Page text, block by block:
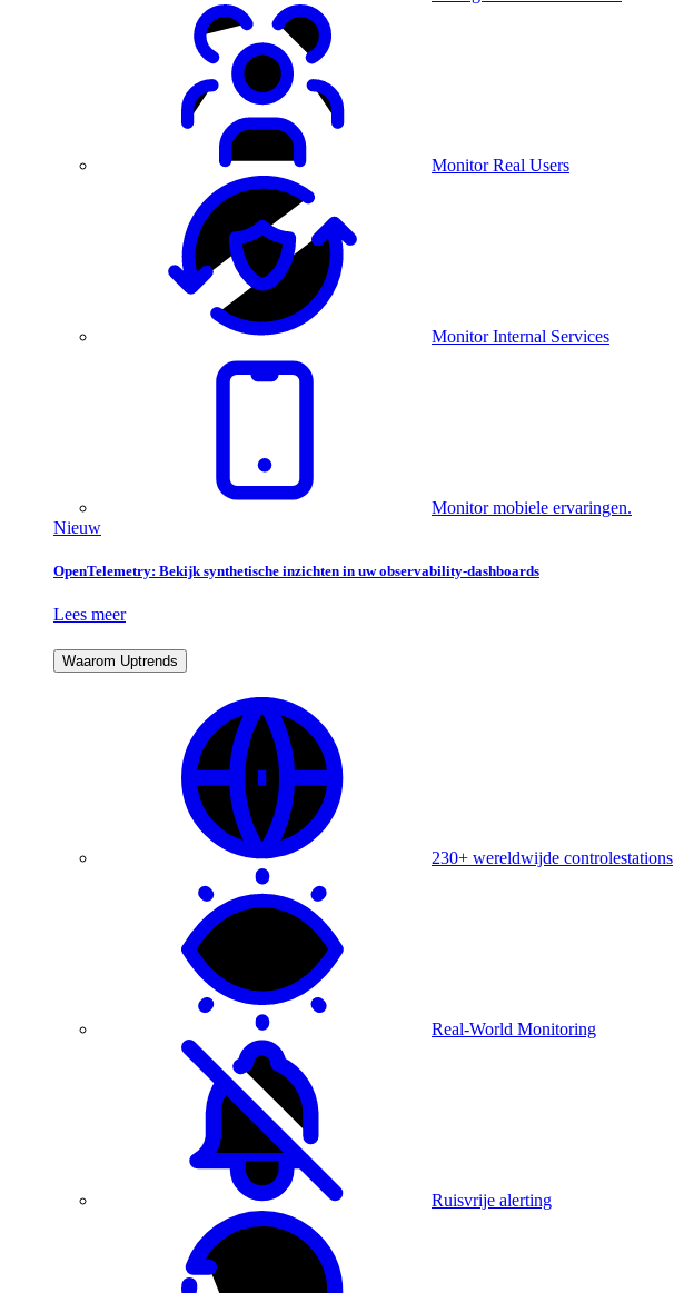
Monitor Real Users
Monitor Internal Services
Monitor mobiele ervaringen.
Nieuw
OpenTelemetry: Bekijk synthetische inzichten in uw observability-dashboards
Lees meer
Waarom Uptrends
230+ wereldwijde controlestations
Real-World Monitoring
Ruisvrije alerting